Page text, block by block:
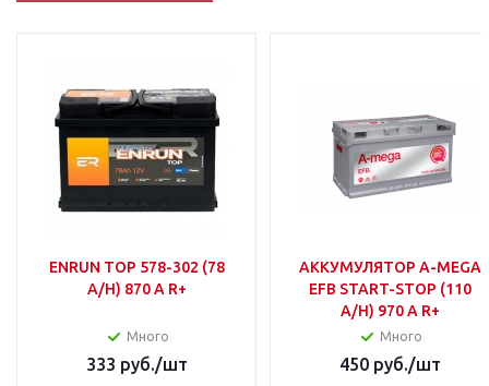
ENRUN TOP 578-302 (78
A/H) 870 A R+
Много
333 руб./шт
АККУМУЛЯТОР A-MEGA
EFB START-STOP (110
A/H) 970 A R+
Много
450руб./шт